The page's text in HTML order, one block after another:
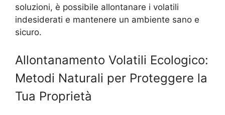
soluzioni, è possibile allontanare i volatili
indesiderati e mantenere un ambiente sano e
sicuro.
Allontanamento Volatili Ecologico:
Metodi Naturali per Proteggere la
Tua Proprietà